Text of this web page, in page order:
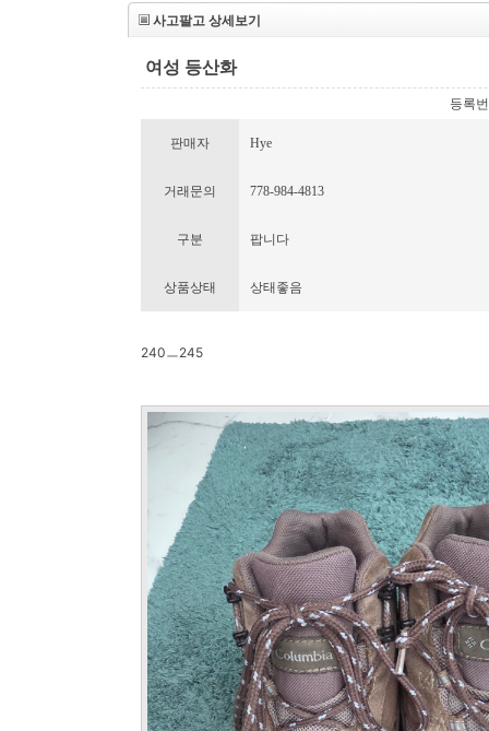
사고팔고 상세보기
여성 등산화
등록
판매자 Hye
거래문의 778-984-4813
구분 팝니다
상품상태 상태좋음
240ㅡ245